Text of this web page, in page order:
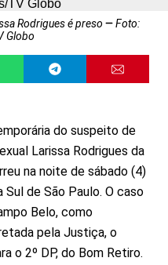
Rodrigues é preso
Foto:
Globo
do suspeito de
Larissa Rodrigues da
na noite de sábado (4)
Sul de São Paulo. O caso
Belo, como
pela Justiça, o
o 2º DP, do Bom Retiro.